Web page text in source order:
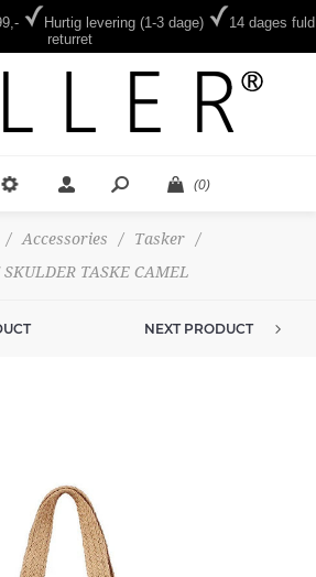
Hurtig levering (1-3 dage)
14 dages fuld
returret
(0)
/ Accessories / Tasker
/
SKULDER TASKE CAMEL
NEXT PRODUCT